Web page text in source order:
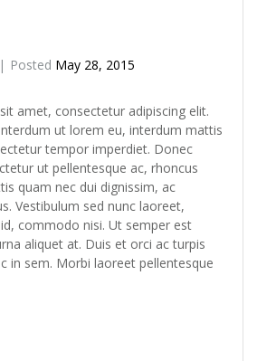
Posted May 28, 2015
amet, consectetur adipiscing elit.
ut lorem eu, interdum mattis
tempor imperdiet. Donec
ut pellentesque ac, rhoncus
quam nec dui dignissim, ac
Vestibulum sed nunc laoreet,
commodo nisi. Ut semper est
aliquet at. Duis et orci ac turpis
in sem. Morbi laoreet pellentesque